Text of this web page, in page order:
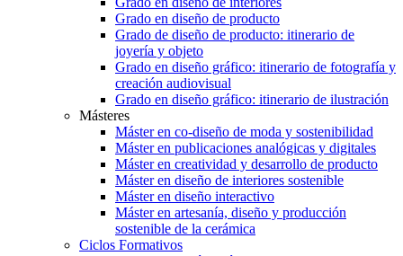
Grado en diseño de producto
Grado de diseño de producto: itinerario de
joyería y objeto
Grado en diseño gráfico: itinerario de fotografía y
creación audiovisual
Grado en diseño gráfico: itinerario de ilustración
Másteres
Máster en co-diseño de moda y sostenibilidad
Máster en publicaciones analógicas y digitales
Máster en creatividad y desarrollo de producto
Máster en diseño de interiores sostenible
Máster en diseño interactivo
Máster en artesanía, diseño y producción
sostenible de la cerámica
Ciclos Formativos